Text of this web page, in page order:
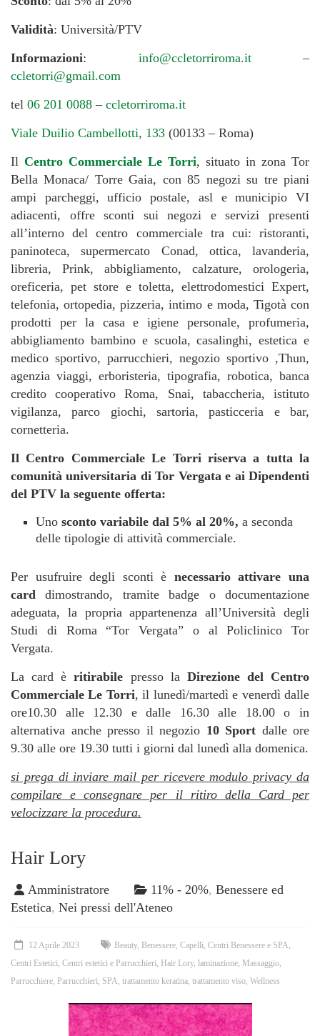
Validità: Università/PTV
Informazioni: info@ccletorriroma.it–
ccletorri@gmail.com
tel 06 201 0088 – ccletorriroma.it
Viale Duilio Cambellotti, 133 (00133 – Roma)
Il Centro Commerciale Le Torri, situato in zona Tor
Bella Monaca/ Torre Gaia, con 85 negozi su tre piani
ampi parcheggi, ufficio postale, asl e municipio VI
adiacenti, offre sconti sui negozi e servizi presenti
all’interno del centro commerciale tra cui: ristoranti,
paninoteca, supermercato Conad, ottica, lavanderia,
libreria, Prink, abbigliamento, calzature, orologeria,
oreficeria, pet store e toletta, elettrodomestici Expert,
telefonia, ortopedia, pizzeria, intimo e moda, Tigotà con
prodotti per la casa e igiene personale, profumeria,
abbigliamento bambino e scuola, casalinghi, estetica e
medico sportivo, parrucchieri, negozio sportivo ,Thun,
agenzia viaggi, erboristeria, tipografia, robotica, banca
credito cooperativo Roma, Snai, tabaccheria, istituto
vigilanza, parco giochi, sartoria, pasticceria e bar,
cornetteria.
Il Centro Commerciale Le Torri riserva a tutta la
comunità universitaria di Tor Vergata e ai Dipendenti
del PTV la seguente offerta:
Uno sconto variabile dal 5% al 20%, a seconda
delle tipologie di attività commerciale.
Per usufruire degli sconti è necessario attivare una
card dimostrando, tramite badge o documentazione
adeguata, la propria appartenenza all’Università degli
Studi di Roma “Tor Vergata” o al Policlinico Tor
Vergata.
La card èritirabile presso la Direzione del Centro
Commerciale Le Torri, il lunedì/martedì e venerdì dalle
ore10.30 alle 12.30 e dalle 16.30 alle 18.00 o in
alternativa anche presso il negozio 10 Sport dalle ore
9.30 alle ore 19.30 tutti i giorni dal lunedì alla domenica.
si prega di inviare mail per ricevere modulo privacy da
compilare e consegnare per il ritiro della Card per
velocizzare la procedura.
Hair Lory
Amministratore 11% - 20%, Benessere ed
Estetica, Nei pressi dell'Ateneo
12 Aprile 2023 Beauty, Benessere Capelli Centri Benessere e SPA
Centri Estetici Centri estetici e Parrucchieri Hair Lory, laminazione Massaggio
Parrucchiere Parrucchieri SPA trattamento keratina trattamento viso Wellness